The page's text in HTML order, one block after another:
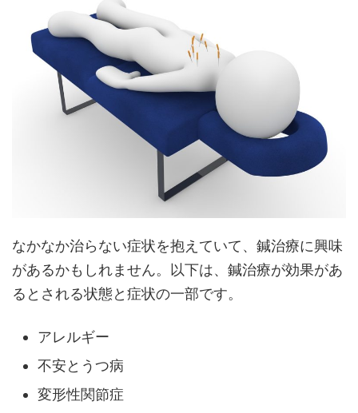
なかなか治らない症状を抱えていて、鍼治療に興味
があるかもしれません。以下は、鍼治療が効果があ
るとされる状態と症状の一部です。
アレルギー
不安とうつ病
変形性関節症